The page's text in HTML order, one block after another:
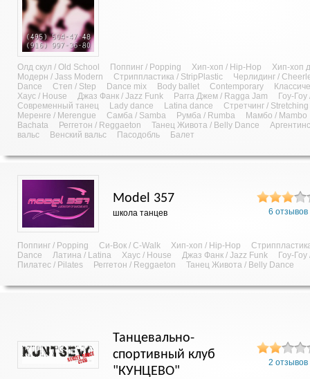
Олд скул / Old School Поппинг / Popping Хип-хоп / Hip-Hop
Хип-хоп
Модерн / Jass Modern
Стриппластика / StripPlastic
Черлидинг /
Dance
Степ / Step Dance mix Body ballet Contemporary
Хаус / House
Джаз Фанк / Jazz Funk Рагга Джем / Ragga Jam
Гоу-
Современный танец
Lady dance Latina dance
Стретчинг / Stretching
Меренге / Merengue
Самба / Samba Румба / Rumba
Мамбо / Mambo
Bachata
Реггетон / Reggaeton Танец Живота / Belly Dance
вальс
Венский вальс Пасодобль Балет
Model 357
школа танцев 6 отзывов
Поппинг / Popping Си-Вок / C-Walk Хип-хоп / Hip-Hop
Dance
Латина / Latina Хаус / House Джаз Фанк / Jazz Funk
Гоу-
Пилатес / Pilates
Реггетон / Reggaeton Танец Живота / Belly Dance
Танцевально-
спортивный клуб
"КУНЦЕВО"
2 отзывов